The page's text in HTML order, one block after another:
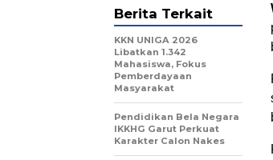
Berita Terkait
KKN UNIGA 2026
Libatkan 1.342
Mahasiswa, Fokus
Pemberdayaan
Masyarakat
Pendidikan Bela Negara
IKKHG Garut Perkuat
Karakter Calon Nakes